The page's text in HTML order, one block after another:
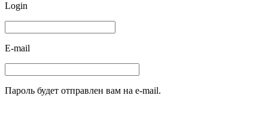
Login
E-mail
Пароль будет отправлен вам на e-mail.